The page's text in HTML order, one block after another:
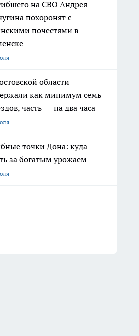
на СВО Андрея
похоронят с
почестями в
области
как минимум семь
часть — на два часа
точки Дона: куда
за богатым урожаем